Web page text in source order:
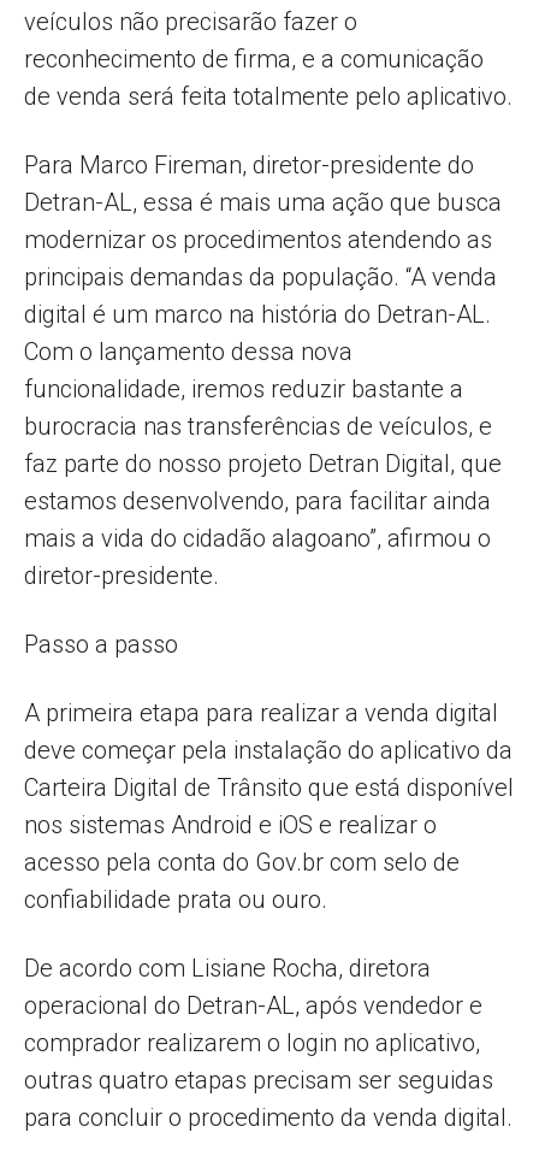
veículos não precisarão fazer o
reconhecimento de firma, e a comunicação
de venda será feita totalmente pelo aplicativo.
Para Marco Fireman, diretor-presidente do
Detran-AL, essa é mais uma ação que busca
modernizar os procedimentos atendendo as
principais demandas da população. “A venda
digital é um marco na história do Detran-AL.
Com o lançamento dessa nova
funcionalidade, iremos reduzir bastante a
burocracia nas transferências de veículos, e
faz parte do nosso projeto Detran Digital, que
estamos desenvolvendo, para facilitar ainda
mais a vida do cidadão alagoano”, afirmou o
diretor-presidente.
Passo a passo
A primeira etapa para realizar a venda digital
deve começar pela instalação do aplicativo da
Carteira Digital de Trânsito que está disponível
nos sistemas Android e iOS e realizar o
acesso pela conta do Gov.br com selo de
confiabilidade prata ou ouro.
De acordo com Lisiane Rocha, diretora
operacional do Detran-AL, após vendedor e
comprador realizarem o login no aplicativo,
outras quatro etapas precisam ser seguidas
para concluir o procedimento da venda digital.